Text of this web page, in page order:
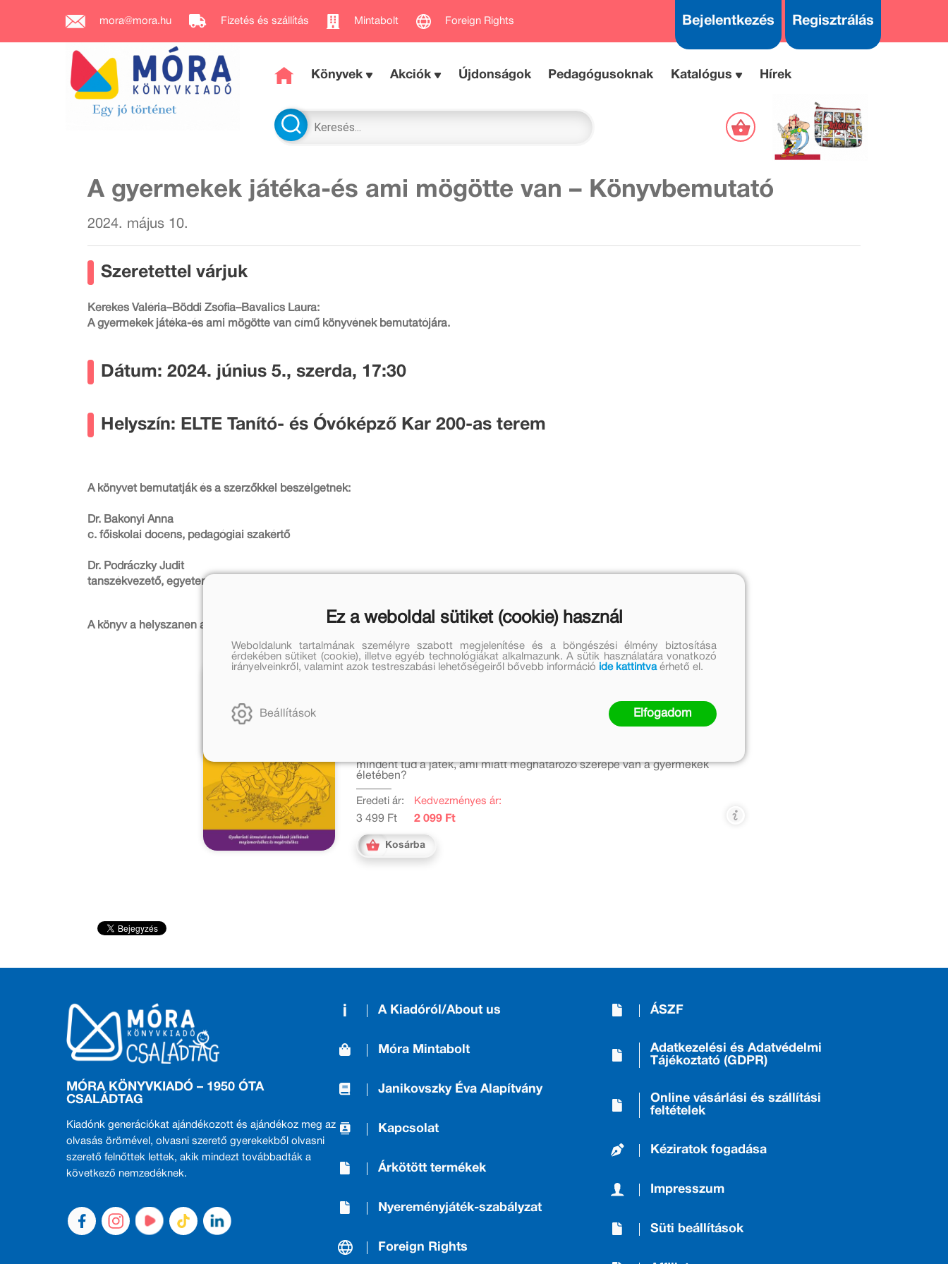
mora@mora.hu Fizetés és szállítás Mintabolt Foreign Rights Bejelentkezés Regisztrálás
Könyvek Akciók Újdonságok Pedagógusoknak Katalógus Hírek
A gyermekek játéka-és ami mögötte van – Könyvbemutató
2024. május 10.
Szeretettel várjuk
Kerekes Valéria–Böddi Zsófia–Bavalics Laura:
A gyermekek játéka-és ami mögötte van című könyvének bemutatójára.
Dátum: 2024. június 5., szerda, 17:30
Helyszín: ELTE Tanító- és Óvóképző Kar 200-as terem
A könyvet bemutatják és a szerzőkkel beszélgetnek:
Dr. Bakonyi Anna
c. főiskolai docens, pedagógiai szakértő
Dr. Podráczky Judit
tanszékvezető, egyetemi docens
A könyv a helyszanen a bemutató időtartama alatt 30%-os kedvezménnyel megvásárolható.
Bavalics Laura, Böddi Zsófia, Kerekes Valéria
mindent tud a játék, ami miatt meghatározó szerepe van a gyermekek
életében?
Eredeti ár:
3 499 Ft
Kedvezményes ár:
2 099 Ft
Kosárba
MÓRA KÖNYVKIADÓ – 1950 ÓTA
CSALÁDTAG
Kiadónk generációkat ajándékozott és ajándékoz meg az
olvasás örömével, olvasni szerető gyerekekből olvasni
szerető felnőttek lettek, akik mindezt továbbadták a
következő nemzedéknek.
A Kiadóról/About us
Móra Mintabolt
Janikovszky Éva Alapítvány
Kapcsolat
Árkötött termékek
Nyereményjáték-szabályzat
Foreign Rights
ÁSZF
Adatkezelési és Adatvédelmi
Tájékoztató (GDPR)
Online vásárlási és szállítási
feltételek
Kéziratok fogadása
Impresszum
Süti beállítások
Ez a weboldal sütiket (cookie) használ
Weboldalunk tartalmának személyre szabott megjelenítése és a böngészési élmény biztosítása
érdekében sütiket (cookie), illetve egyéb technológiákat alkalmazunk. A sütik használatára vonatkozó
irányelveinkről, valamint azok testreszabási lehetőségeiről bővebb információ ide kattintvaérhető el.
Beállítások Elfogadom